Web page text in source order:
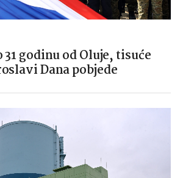
godinu od Oluje, tisuće
Dana pobjede